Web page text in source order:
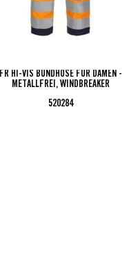
FR HI-VIS BUNDHOSE FÜR DAMEN -
METALLFREI, WINDBREAKER
520284